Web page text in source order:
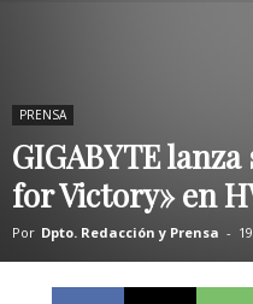
PRENSA
GIGABYTE
for Victory» en
Por Dpto. Redacción y Prensa -